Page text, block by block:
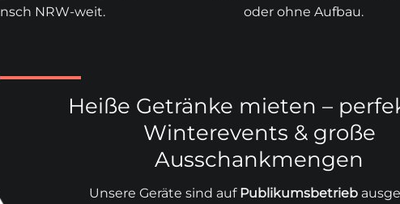
NRW-weit.
oder ohne Aufbau.
Heiße Getränke mieten –
Winterevents & große
Ausschankmengen
Unsere Geräte sind auf Publikumsbetrieb